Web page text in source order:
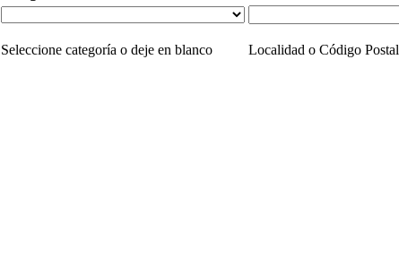
Seleccione categoría o deje en blanco Localidad o Código Postal